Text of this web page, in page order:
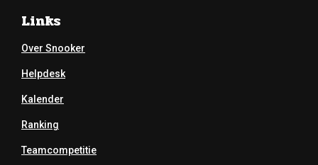
Links
Over Snooker
Helpdesk
Kalender
Ranking
Teamcompetitie